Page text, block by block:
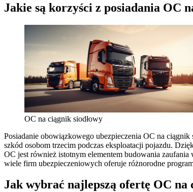
Jakie są korzyści z posiadania OC
OC na ciągnik siodłowy
Posiadanie obowiązkowego ubezpieczenia OC na
szkód osobom trzecim podczas eksploatacji pojazdu.
OC jest również istotnym elementem budowania
wiele firm ubezpieczeniowych oferuje różnorodne
Jak wybrać najlepszą ofertę OC na